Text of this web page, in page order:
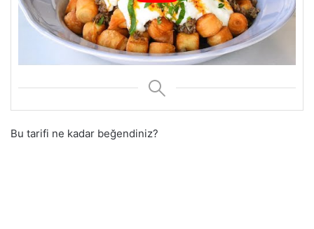
Bu tarifi ne kadar beğendiniz?